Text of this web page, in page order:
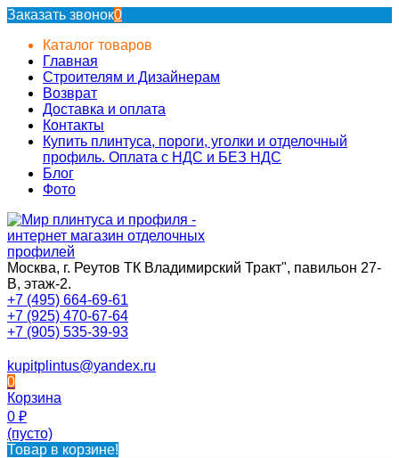
Заказать звонок0
Каталог товаров
Главная
Строителям и Дизайнерам
Возврат
Доставка и оплата
Контакты
Купить плинтуса, пороги, уголки и отделочный
профиль. Оплата с НДС и БЕЗ НДС
Блог
Фото
Москва, г. Реутов ТК Владимирский Тракт", павильон 27-
В, этаж-2.
+7 (495) 664-69-61
+7 (925) 470-67-64
+7 (905) 535-39-93
kupitplintus@yandex.ru
0
Корзина
0 ₽
(пусто)
Товар в корзине!